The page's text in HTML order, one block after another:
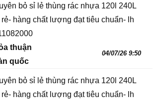
bỏ sỉ lẻ thùng rác nhựa 120l 240L
hàng chất lượng đạt tiêu chuẩn- lh
thuận
quốc
04/07/26 9:50
bỏ sỉ lẻ thùng rác nhựa 120l 240L
hàng chất lượng đạt tiêu chuẩn- lh